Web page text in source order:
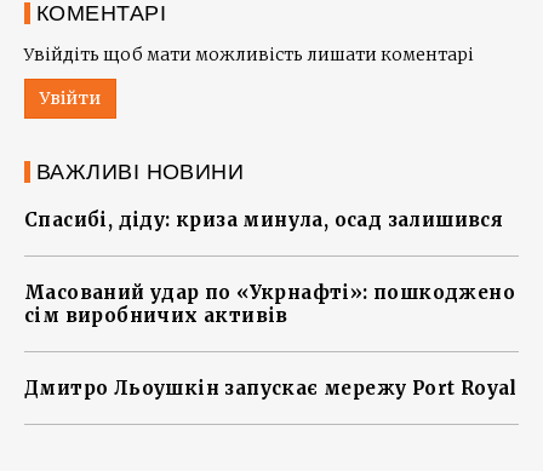
КОМЕНТАРІ
Увійдіть щоб мати можливість лишати коментарі
Увійти
ВАЖЛИВІ НОВИНИ
Спасибі, діду: криза минула, осад залишився
Масований удар по «Укрнафті»: пошкоджено
сім виробничих активів
Дмитро Льоушкін запускає мережу Port Royal